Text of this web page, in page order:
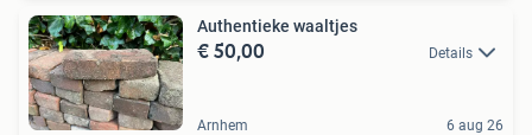
Authentieke waaltjes
€ 50,00 Details
Arnhem 6 aug 26